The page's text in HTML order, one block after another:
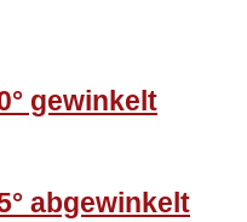
gewinkelt
abgewinkelt